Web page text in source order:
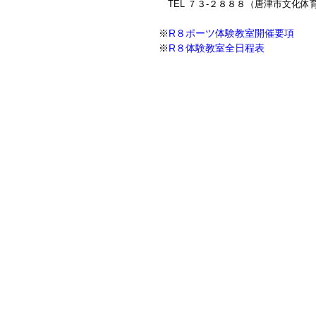
TEL ７３-２８８８（唐津市文化体
※ R８ポーツ体験教室開催要項
※ R８体験教室全日程表